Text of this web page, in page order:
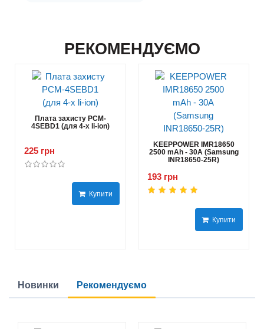
РЕКОМЕНДУЄМО
Плата захисту PCM-
4SEBD1 (для 4-х li-ion)
225 грн
Купити
KEEPPOWER IMR18650
2500 mAh - 30А (Samsung
INR18650-25R)
193 грн
Купити
Новинки Рекомендуємо